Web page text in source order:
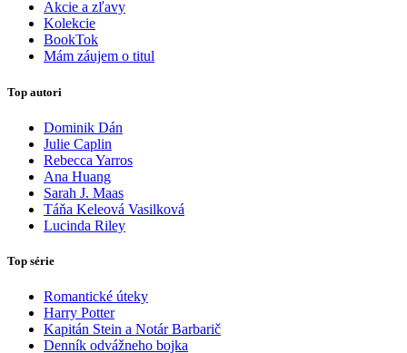
Akcie a zľavy
Kolekcie
BookTok
Mám záujem o titul
Top autori
Dominik Dán
Julie Caplin
Rebecca Yarros
Ana Huang
Sarah J. Maas
Táňa Keleová Vasilková
Lucinda Riley
Top série
Romantické úteky
Harry Potter
Kapitán Stein a Notár Barbarič
Denník odvážneho bojka